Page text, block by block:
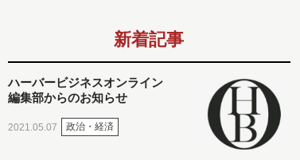
新着記事
ハーバービジネスオンライン
編集部からのお知らせ
2021.05.07 政治・経済